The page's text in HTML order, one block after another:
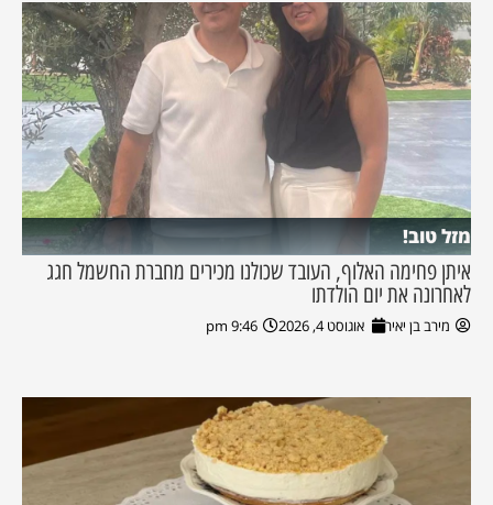
מזל טוב!
איתן פחימה האלוף, העובד שכולנו מכירים מחברת החשמל חגג
לאחרונה את יום הולדתו
מירב בן יאיר אוגוסט 4, 2026 9:46 pm